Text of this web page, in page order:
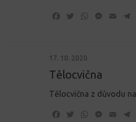
Facebook
TwitterWhatsAppEmail
17. 10. 2020
Tělocvična
Tělocvična z důvodu
Facebook
TwitterWhatsAppEmail